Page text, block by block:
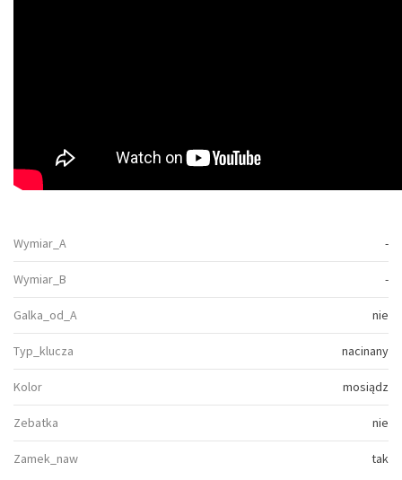
Wymiar_A -
Wymiar_B -
Galka_od_A nie
Typ_klucza nacinany
Kolor mosiądz
Zebatka nie
Zamek_naw tak